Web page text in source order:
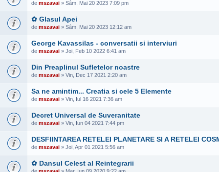
de mszavai » Sâm, Mai 20 2023 7:09 pm
✿ Glasul Apei
de mszavai » Sâm, Mai 20 2023 12:12 am
George Kavassilas - conversatii si interviuri
de mszavai » Joi, Feb 10 2022 6:41 am
Din Preaplinul Sufletelor noastre
de mszavai » Vin, Dec 17 2021 2:20 am
Sa ne amintim... Creatia si cele 5 Elemente
de mszavai » Vin, Iul 16 2021 7:36 am
Decret Universal de Suveranitate
de mszavai » Vin, Iun 04 2021 7:44 pm
DESFIINTAREA RETELEI PLANETARE SI A RETELEI
de mszavai » Joi, Apr 01 2021 5:56 am
✿ Dansul Celest al Reintegrarii